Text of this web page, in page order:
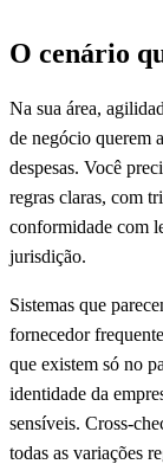
O cenário
Na sua área,
de negócio querem
despesas. Você
regras claras, com
conformidade com
jurisdição.
Sistemas que
fornecedor
que existem só no
identidade da
sensíveis. Cross-
todas as variações